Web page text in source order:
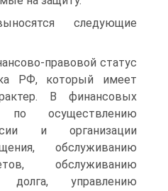
следующие
правовой статус
РФ, который имеет
В финансовых
по осуществлению
и организации
обслуживанию
обслуживанию
долга, управлению